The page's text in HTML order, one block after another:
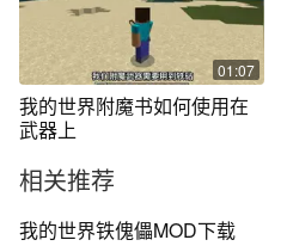
01:07
我的世界附魔书如何使用在
武器上
相关推荐
我的世界铁傀儡MOD下载